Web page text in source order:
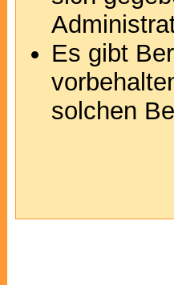
Es gibt
solchen